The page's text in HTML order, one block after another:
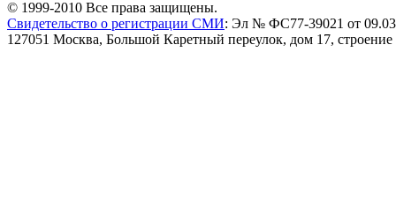
© 1999-2010 Все права защищены.
Свидетельство о регистрации СМИ: Эл № ФС77-39021 от
127051 Москва, Большой Каретный переулок, дом 17, строение